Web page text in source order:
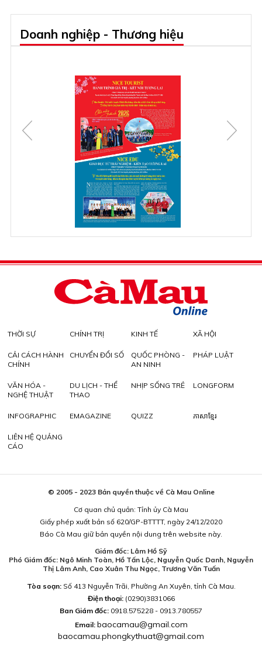
Doanh nghiệp - Thương hiệu
THỜI SỰ CHÍNH TRỊ KINH TẾ XÃ HỘI
CẢI CÁCH HÀNH
CHÍNH
CHUYỂN ĐỔI SỐ
QUỐC PHÒNG -
AN NINH
PHÁP LUẬT
VĂN HÓA -
NGHỆ THUẬT
DU LỊCH - THỂ
THAO
NHỊP SỐNG TRẺ LONGFORM
INFOGRAPHIC EMAGAZINE QUIZZ ភាសាខ្មែរ
LIÊN HỆ QUẢNG
CÁO
© 2005 - 2023 Bản quyền thuộc về Cà Mau Online
Cơ quan chủ quản: Tỉnh ủy Cà Mau
Giấy phép xuất bản số 620/GP-BTTTT, ngày 24/12/2020
Báo Cà Mau giữ bản quyền nội dung trên website này.
Giám đốc: Lâm Hồ Sỹ
Phó Giám đốc: Ngô Minh Toàn, Hồ Tấn Lộc, Nguyễn Quốc Danh, Nguyễn
Thị Lâm Anh, Cao Xuân Thu Ngọc, Trương Văn Tuấn
Tòa soạn:Số 413 Nguyễn Trãi, Phường An Xuyên, tỉnh Cà Mau.
Điện thoại: (0290)3831066
Ban Giám đốc: 0918.575228 - 0913.780557
Email: baocamau@gmail.com
baocamau.phongkythuat@gmail.com